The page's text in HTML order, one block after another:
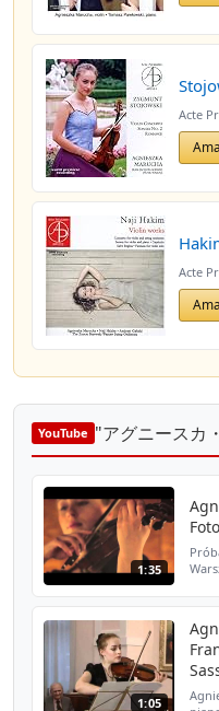
Acte
Acte
YouTube "アグニースカ
1:35
1:05